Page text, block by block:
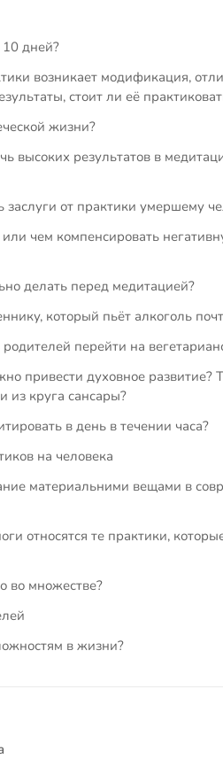
дней?
возникает модификация,
стоит ли её
жизни?
высоких результатов в
от практики умершему
чем компенсировать
делать перед медитацией?
который пьёт алкоголь
перейти на
привести духовное
из круга сансары?
в день в течении часа?
на человека
материальними вещами в
относятся те практики,
во множестве?
в жизни?